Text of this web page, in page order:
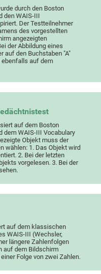
durch den Boston
den WAIS-III
Der Testteilnehmer
des vorgestellten
angezeigten
der Abbildung eines
auf den Buchstaben "A"
ebenfalls auf dem
auf dem Boston
dem WAIS-III Vocabulary
Objekt muss der
wählen: 1. Das Objekt wird
2. Bei der letzten
vorgelesen. 3. Bei der
auf dem klassischen
WAIS-III (Wechsler,
längere Zahlenfolgen
auf dem Bildschirm
Folge von zwei Zahlen.